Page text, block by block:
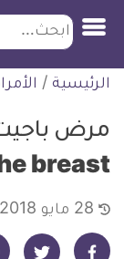
التخطي
للمحتوى
ابحث
الرئيسية /
breast
شارك على فيسبوك - ديلي ميديكال انفو شارك على تويتر - ديلي ميديكال انفو